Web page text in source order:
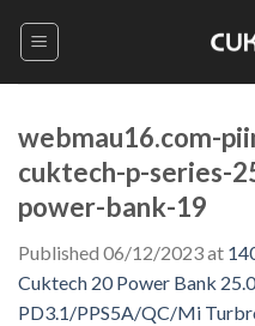
webmau16.com-
cuktech-p-series-
power-bank-19
Published 06/12/2023at
Cuktech 20 Power Bank
PD3.1/PPS5A/QC/Mi